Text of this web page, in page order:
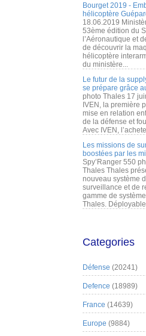
Bourget 2019 -
hélicoptère
18.06.2019
53ème édition du
l’Aéronautique et
de découvrir la
hélicoptère
du ministère...
Le futur de la
se prépare grâce
photo Thales 17
IVEN, la première
mise en relation
de la défense et
Avec IVEN,
Les missions de
boostées par les
Spy’Ranger 550
Thales Thales
nouveau système
surveillance et de
gamme de
Thales.
Categories
Défense (20241)
Defence (18989)
France (14639)
Europe (9884)